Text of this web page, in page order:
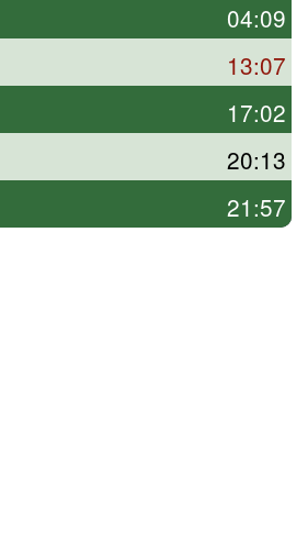
04:09
13:07
17:02
20:13
21:57